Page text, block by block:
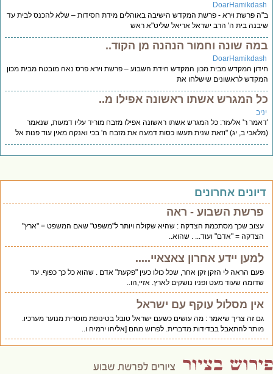
פרשת וירא - פרשת המקדש הישיבה באוהלים מידת חסידות – שלא להכנס לבית עד
בית ה' הרב ישראל אריאל שליט"א ראש
שונה וחמור הנהנה מן הקוד..
המקדש מבית מכון המקדש חידת השבוע – פרשת וירא פרס נאה מובטח מבית מכון
לראשונים שישלחו את
המגרש אשתו ראשונה אפילו מ..
ר' אלעזר: כל המגרש אשתו ראשונה אפילו מזבח מוריד עליו דמעות, שנאמר
ב, יג) "וזאת שנית תעשו כסות דמעה את מזבח ה' בכי ואנקה מאין עוד פנות אל
אחרונים
פרשת השבוע - ראה
עצוב שכך מסתכמת הצדקה : שהיא שקולה ויותר ל"משפט" שאם המשפט = "ארץ"
הצדקה = "אדם" ועוד... . שהוא..
למען יידע אחרון צאצאיי.....
פעם הראה לי הזקן זקן אחר, שכל כולו כעין "פקעת" אדם . שהוא כל כך כפוף. עד
שדומה שעוד מעט ופניו נושקים לארץ. אזיי,הו..
אין מסלול עוקף עם ישראל
גם זה צריך שיאמר : מה עושים כשעם ישראל טובל בטינופת מוסרית מנוער מערכיו.
מותר להתאבל בבדידות מדברית. לפרוש מהם [אליהו ירמיה ו..